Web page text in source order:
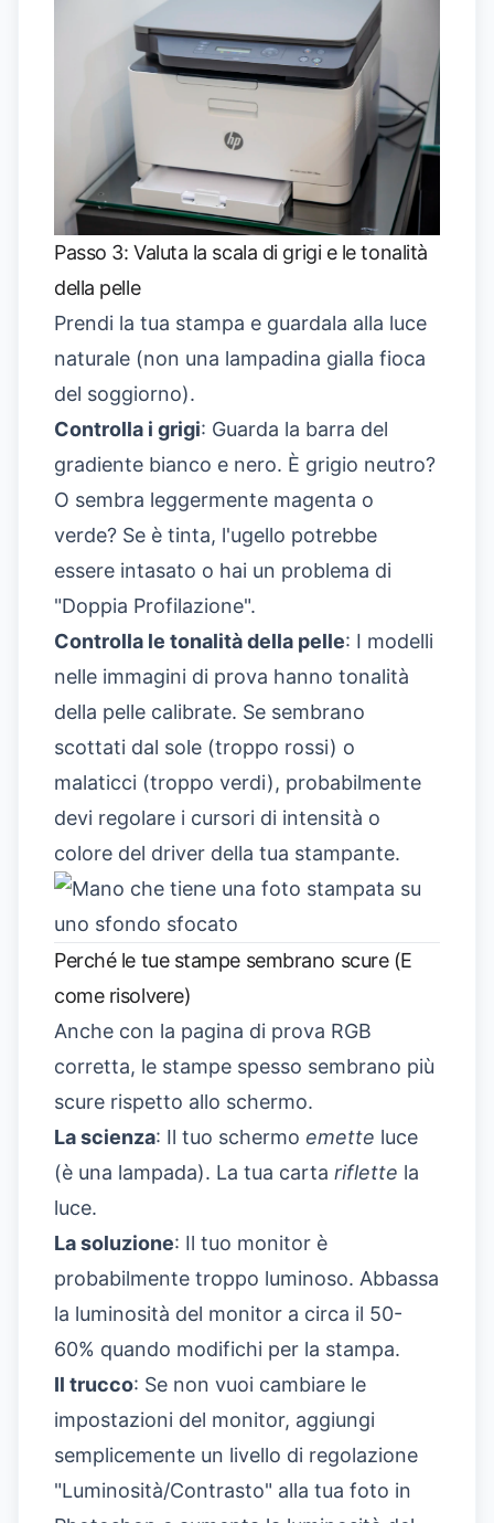
Passo 3: Valuta la scala di grigi e le tonalità
della pelle
Prendi la tua stampa e guardala alla luce
naturale (non una lampadina gialla fioca
del soggiorno).
Controlla i grigi: Guarda la barra del
gradiente bianco e nero. È grigio neutro?
O sembra leggermente magenta o
verde? Se è tinta, l'ugello potrebbe
essere intasato o hai un problema di
"Doppia Profilazione".
Controlla le tonalità della pelle: I modelli
nelle immagini di prova hanno tonalità
della pelle calibrate. Se sembrano
scottati dal sole (troppo rossi) o
malaticci (troppo verdi), probabilmente
devi regolare i cursori di intensità o
colore del driver della tua stampante.
Perché le tue stampe sembrano scure (E
come risolvere)
Anche con la pagina di prova RGB
corretta, le stampe spesso sembrano più
scure rispetto allo schermo.
La scienza: Il tuo schermo emette luce
(è una lampada). La tua carta riflette la
luce.
La soluzione: Il tuo monitor è
probabilmente troppo luminoso. Abbassa
la luminosità del monitor a circa il 50-
60% quando modifichi per la stampa.
Il trucco: Se non vuoi cambiare le
impostazioni del monitor, aggiungi
semplicemente un livello di regolazione
"Luminosità/Contrasto" alla tua foto in